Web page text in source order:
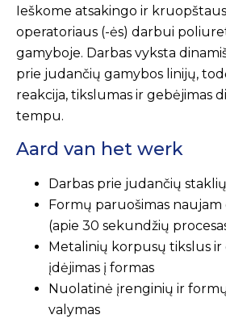
Ieškome atsakingo ir
operatoriaus (-ės) darbui
gamyboje. Darbas vyksta
prie judančių gamybos linijų,
reakcija, tikslumas ir gebėjimas
tempu.
Aard van het werk
Darbas prie judančių
Formų paruošimas
(apie 30 sekundžių
Metalinių korpusų tikslus ir
įdėjimas į formas
Nuolatinė įrenginių ir
valymas